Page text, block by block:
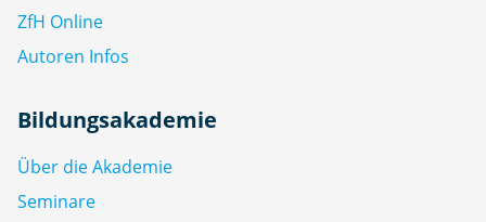
ZfH Online
Autoren Infos
Bildungsakademie
Über die Akademie
Seminare